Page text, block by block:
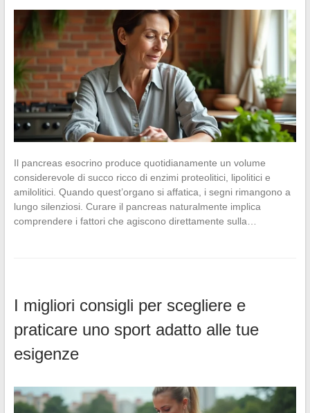
Il pancreas esocrino produce quotidianamente un volume
considerevole di succo ricco di enzimi proteolitici, lipolitici e
amilolitici. Quando quest’organo si affatica, i segni rimangono a
lungo silenziosi. Curare il pancreas naturalmente implica
comprendere i fattori che agiscono direttamente sulla…
I migliori consigli per scegliere e
praticare uno sport adatto alle tue
esigenze